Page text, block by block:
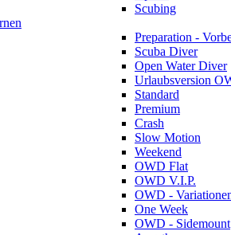
Scubing
Preparation -
Scuba Diver
Open Water Diver
Urlaubsversion
Standard
Premium
Crash
Slow Motion
Weekend
OWD Flat
OWD V.I.P.
OWD -
One Week
OWD - Sidemount